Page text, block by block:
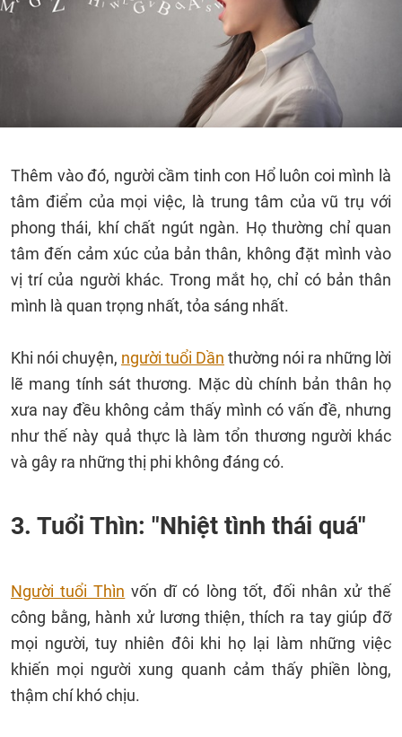
Thêm vào đó, người cầm tinh con Hổ luôn coi mình là
tâm điểm của mọi việc, là trung tâm của vũ trụ với
phong thái, khí chất ngút ngàn. Họ thường chỉ quan
tâm đến cảm xúc của bản thân, không đặt mình vào
vị trí của người khác. Trong mắt họ, chỉ có bản thân
mình là quan trọng nhất, tỏa sáng nhất.
Khi nói chuyện, người tuổi Dần thường nói ra những lời
lẽ mang tính sát thương. Mặc dù chính bản thân họ
xưa nay đều không cảm thấy mình có vấn đề, nhưng
như thế này quả thực là làm tổn thương người khác
và gây ra những thị phi không đáng có.
3. Tuổi Thìn: "Nhiệt tình thái quá"
Người tuổi Thìn vốn dĩ có lòng tốt, đối nhân xử thế
công bằng, hành xử lương thiện, thích ra tay giúp đỡ
mọi người, tuy nhiên đôi khi họ lại làm những việc
khiến mọi người xung quanh cảm thấy phiền lòng,
thậm chí khó chịu.